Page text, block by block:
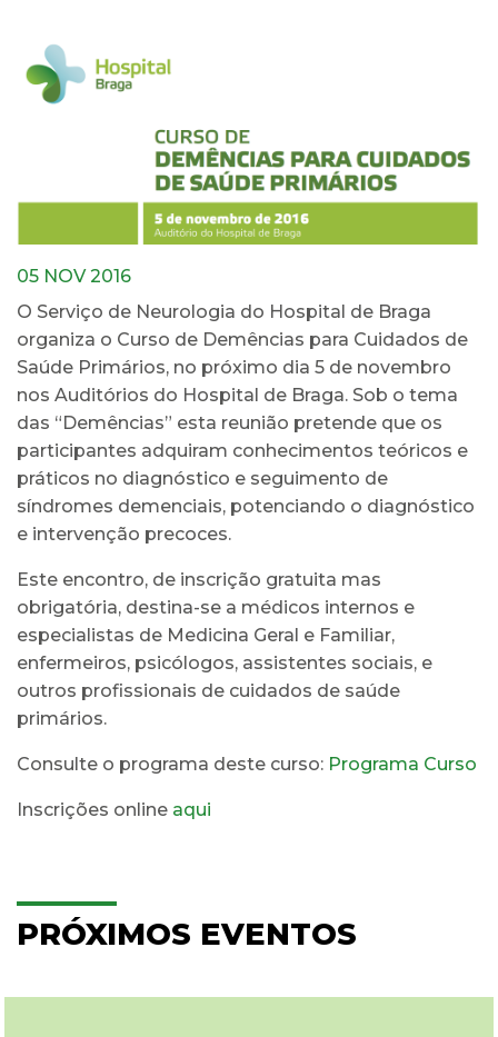
05 NOV 2016
O Serviço de Neurologia do Hospital de Braga
organiza o Curso de Demências para Cuidados de
Saúde Primários, no próximo dia 5 de novembro
nos Auditórios do Hospital de Braga. Sob o tema
das “Demências” esta reunião pretende que os
participantes adquiram conhecimentos teóricos e
práticos no diagnóstico e seguimento de
síndromes demenciais, potenciando o diagnóstico
e intervenção precoces.
Este encontro, de inscrição gratuita mas
obrigatória, destina-se a médicos internos e
especialistas de Medicina Geral e Familiar,
enfermeiros, psicólogos, assistentes sociais, e
outros profissionais de cuidados de saúde
primários.
Consulte o programa deste curso: Programa Curso
Inscrições online aqui
PRÓXIMOS EVENTOS